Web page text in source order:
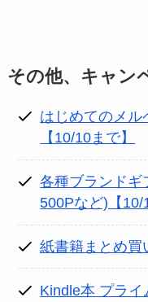
その他、キャン
はじめてのメル
【10/10まで】
各種ブランドギ
500Pなど)【10/
紙書籍まとめ買
Kindle本 プラ